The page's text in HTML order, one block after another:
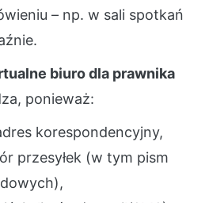
– np. w sali spotkań
biuro dla prawnika
ponieważ:
korespondencyjny,
przesyłek (w tym pism